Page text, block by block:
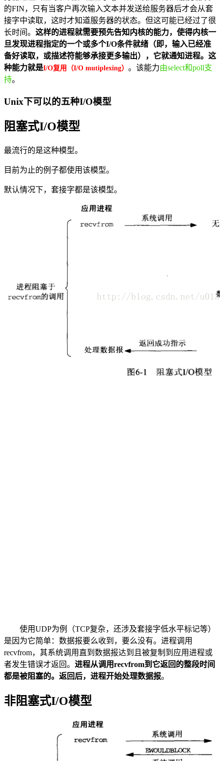
的FIN，只有当客户再次输入文本并发送给服务器后才会从套
接字中读取，这时才知道服务器的状态。但这可能已经过了很
长时间。 这样的进程就需要预先告知内核的能力，使得内核一
旦发现进程指定的一个或多个I/O条件就绪（即，输入已经准
备好读取，或描述符能够承接更多输出），它就通知进程。这
种能力就是I/O复用（I/O mutiplexing） 。该能力由select和poll支
持。
Unix下可以的五种I/O模型
阻塞式I/O模型
最流行的是这种模型。
目前为止的例子都使用该模型。
默认情况下，套接字都是该模型。
使用UDP为例（TCP复杂，还涉及套接字低水平标记等）
是因为它简单：数据报要么收到，要么没有。进程调用
recvfrom，其系统调用直到数据报达到且被复制到应用进程或
者发生错误才返回。 进程从调用recvfrom到它返回的整段时间
都是被阻塞的。返回后，进程开始处理数据报。
非阻塞式I/O模型